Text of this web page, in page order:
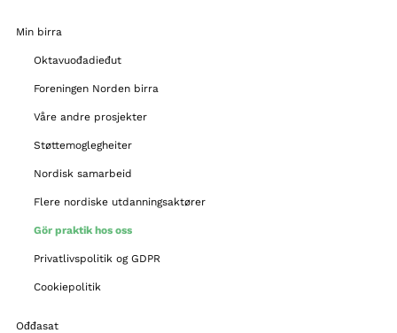
Min birra
Oktavuođadieđut
Foreningen Norden birra
Våre andre prosjekter
Støttemoglegheiter
Nordisk samarbeid
Flere nordiske utdanningsaktører
Gör praktik hos oss
Privatlivspolitik og GDPR
Cookiepolitik
Ođđasat